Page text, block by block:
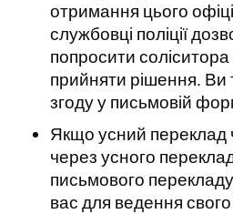
отримання цього
службовці поліції
попросити
прийняти рішення. Ви
згоду у письмовій
Якщо усний переклад
через усного
письмового
вас для ведення